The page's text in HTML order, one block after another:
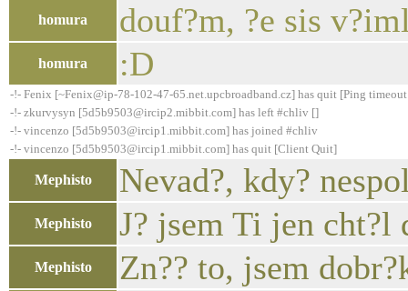
homura douf?m, ?e sis
homura :D
-!- Fenix [~Fenix@ip-78-102-47-65.net.upcbroadband.cz] has quit [Ping
-!- zkurvysyn [5d5b9503@ircip2.mibbit.com] has left #chliv []
-!- vincenzo [5d5b9503@ircip1.mibbit.com] has joined #chliv
-!- vincenzo [5d5b9503@ircip1.mibbit.com] has quit [Client Quit]
Mephisto Nevad?, kdy?
Mephisto J? jsem Ti jen cht?l
Mephisto Zn?? to, jsem